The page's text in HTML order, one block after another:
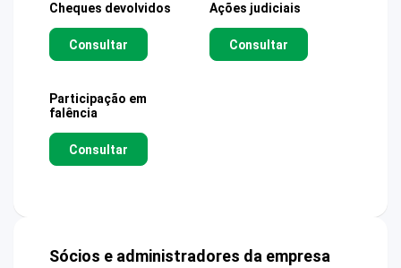
Cheques devolvidos
Consultar
Ações judiciais
Consultar
Participação em
falência
Consultar
Sócios e administradores da empresa